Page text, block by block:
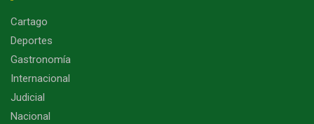
Cartago
Deportes
Gastronomía
Internacional
Judicial
Nacional